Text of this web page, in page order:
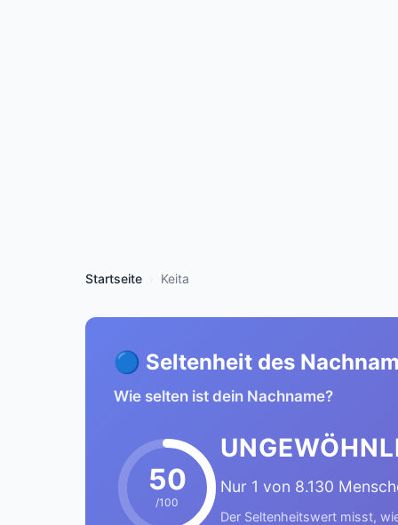
Startseite Keita
🔵 Seltenheit des
Wie selten ist dein Nachname?
50
/100
Nur 1 von 8.130
Der Seltenheitswert misst,